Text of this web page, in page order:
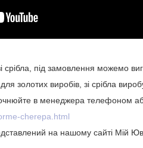
срібла, під замовлення можемо
золотих виробів, зі срібла
в менеджера телефоном
cherepa.html
на нашому сайті Мій